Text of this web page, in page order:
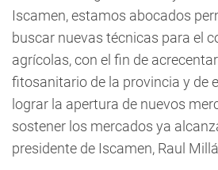
Iscamen, estamos abocados
buscar nuevas técnicas para el
agrícolas, con el fin de
fitosanitario de la provincia y de
lograr la apertura de nuevos
sostener los mercados ya
presidente de Iscamen, Raul